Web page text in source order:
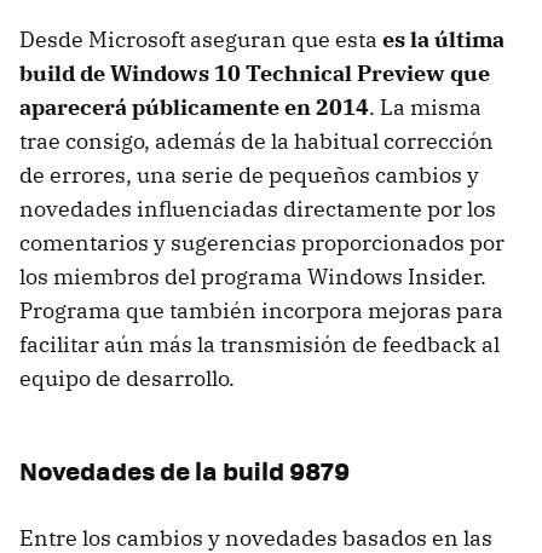
Desde Microsoft aseguran que esta es la última
build de Windows 10 Technical Preview que
aparecerá públicamente en 2014. La misma
trae consigo, además de la habitual corrección
de errores, una serie de pequeños cambios y
novedades influenciadas directamente por los
comentarios y sugerencias proporcionados por
los miembros del programa Windows Insider.
Programa que también incorpora mejoras para
facilitar aún más la transmisión de feedback al
equipo de desarrollo.
Novedades de la build 9879
Entre los cambios y novedades basados en las